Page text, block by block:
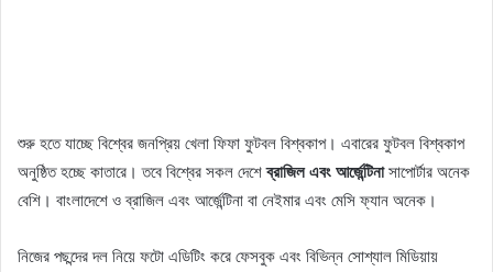
শুরু হতে যাচ্ছে বিশ্বের জনপ্রিয় খেলা ফিফা ফুটবল বিশ্বকাপ। এবারের ফুটবল বিশ্বকাপ
অনুষ্ঠিত হচ্ছে কাতারে। তবে বিশ্বের সকল দেশেব্রাজিল এবং আর্জেন্টিনাসাপোর্টার অনেক
বেশি। বাংলাদেশে ও ব্রাজিল এবং আর্জেন্টিনা বা নেইমার এবং মেসি ফ্যান অনেক।
নিজের পছন্দের দল নিয়ে ফটো এডিটিং করে ফেসবুক এবং বিভিন্ন সোশ্যাল মিডিয়ায়